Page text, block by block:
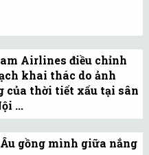
làm thay đổi đáng
đồ rủi ro ngập lụt
Nam.
Airlines điều chỉnh
khai thác do ảnh
của thời tiết xấu tại sân
...
30/9, do thời tiết
giông hạn chế
gồng mình giữa nắng